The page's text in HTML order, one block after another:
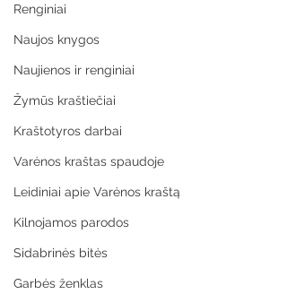
Renginiai
Naujos knygos
Naujienos ir renginiai
Žymūs kraštiečiai
Kraštotyros darbai
Varėnos kraštas spaudoje
Leidiniai apie Varėnos kraštą
Kilnojamos parodos
Sidabrinės bitės
Garbės ženklas